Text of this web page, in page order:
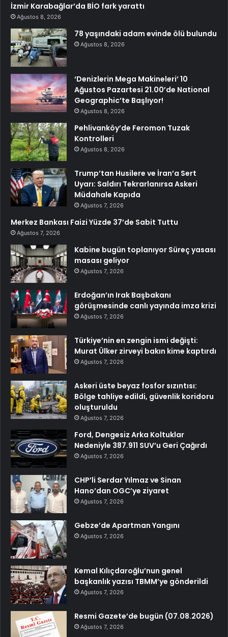
İzmir Karabağlar’da BİO fark yarattı
Ağustos 8, 2026
78 yaşındaki adam evinde ölü bulundu
Ağustos 8, 2026
‘Denizlerin Mega Makineleri’ 10
Ağustos Pazartesi 21.00’de National
Geographic’te Başlıyor!
Ağustos 8, 2026
Pehlivanköy’de Feromon Tuzak
Kontrolleri
Ağustos 8, 2026
Trump’tan Husilere ve İran’a Sert
Uyarı: Saldırı Tekrarlanırsa Askeri
Müdahale Kapıda
Ağustos 7, 2026
Merkez Bankası Faizi Yüzde 37’de Sabit Tuttu
Ağustos 7, 2026
Kabine bugün toplanıyor Süreç yasası
masası geliyor
Ağustos 7, 2026
Erdoğan’ın Irak Başbakanı
görüşmesinde canlı yayında imza krizi
Ağustos 7, 2026
Türkiye’nin en zengin ismi değişti:
Murat Ülker zirveyi bakın kime kaptırdı
Ağustos 7, 2026
Askeri üste beyaz fosfor sızıntısı:
Bölge tahliye edildi, güvenlik koridoru
oluşturuldu
Ağustos 7, 2026
Ford, Dengesiz Arka Koltuklar
Nedeniyle 387.911 SUV’u Geri Çağırdı
Ağustos 7, 2026
CHP’li Serdar Yılmaz ve Sinan
Hano’dan OGC’ye ziyaret
Ağustos 7, 2026
Gebze’de Apartman Yangını
Ağustos 7, 2026
Kemal Kılıçdaroğlu’nun genel
başkanlık yazısı TBMM’ye gönderildi
Ağustos 7, 2026
Resmi Gazete’de bugün (07.08.2026)
Ağustos 7, 2026